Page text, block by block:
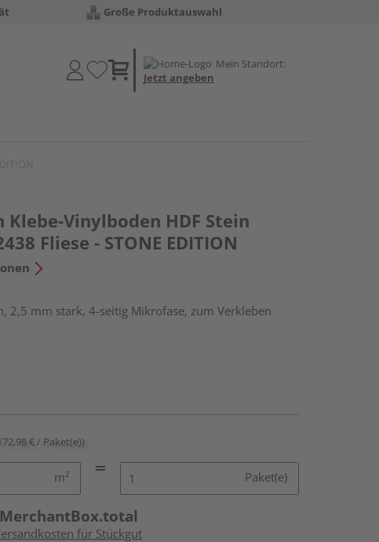
Große Produktauswahl
Mein Standort:
Jetzt angeben
Klebe-Vinylboden HDF Stein
Fliese - STONE EDITION
2,5 mm stark, 4-seitig Mikrofase, zum Verkleben
€ / Paket(e))
m² Paket(e)
für Stückgut